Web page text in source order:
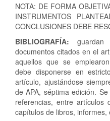
NOTA: DE FORMA
INSTRUMENTOS
CONCLUSIONES DEBE
BIBLIOGRAFÍA: guardan
documentos citados en el
aquellos que se
debe disponerse en
artículo, ajustándose
de APA, séptima edición.
referencias, entre artículos
capítulos de libros,